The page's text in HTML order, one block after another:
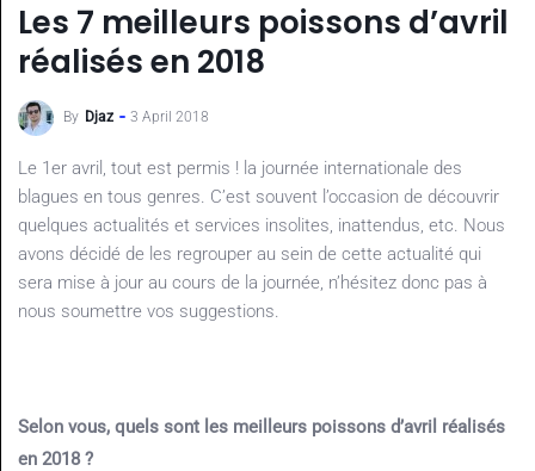
Les 7 meilleurs poissons d’avril
réalisés en 2018
By Djaz 3 April 2018
Le 1er avril, tout est permis ! la journée internationale des
blagues en tous genres. C’est souvent l’occasion de découvrir
quelques actualités et services insolites, inattendus, etc. Nous
avons décidé de les regrouper au sein de cette actualité qui
sera mise à jour au cours de la journée, n’hésitez donc pas à
nous soumettre vos suggestions.
Selon vous, quels sont les meilleurs poissons d’avril réalisés
en 2018 ?